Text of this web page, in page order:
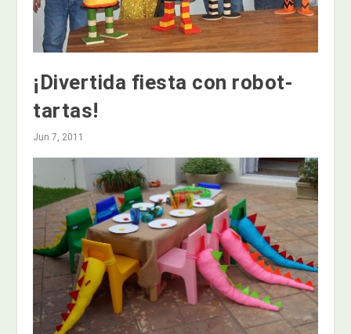
¡Divertida fiesta con robot-
tartas!
Jun 7, 2011